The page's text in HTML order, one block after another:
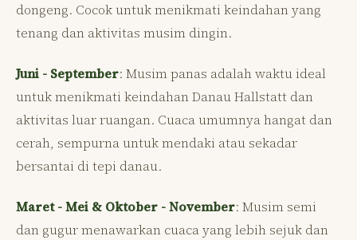
dongeng. Cocok untuk menikmati keindahan yang
tenang dan aktivitas musim dingin.
Juni - September: Musim panas adalah waktu ideal
untuk menikmati keindahan Danau Hallstatt dan
aktivitas luar ruangan. Cuaca umumnya hangat dan
cerah, sempurna untuk mendaki atau sekadar
bersantai di tepi danau.
Maret - Mei & Oktober - November: Musim semi
dan gugur menawarkan cuaca yang lebih sejuk dan